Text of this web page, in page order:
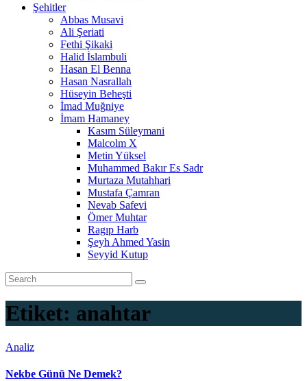
Şehitler
Abbas Musavi
Ali Şeriati
Fethi Şikaki
Halid İslambuli
Hasan El Benna
Hasan Nasrallah
Hüseyin Beheşti
İmad Muğniye
İmam Hamaney
Kasım Süleymani
Malcolm X
Metin Yüksel
Muhammed Bakır Es Sadr
Murtaza Mutahhari
Mustafa Çamran
Nevab Safevi
Ömer Muhtar
Ragıp Harb
Şeyh Ahmed Yasin
Seyyid Kutup
Etiket: anahtar
Analiz
Nekbe Günü Ne Demek?